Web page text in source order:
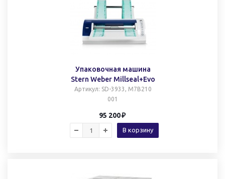
Упаковочная машина
Stern Weber Millseal+Evo
Артикул: SD-3933, M7B210
001
95 200
В корзину